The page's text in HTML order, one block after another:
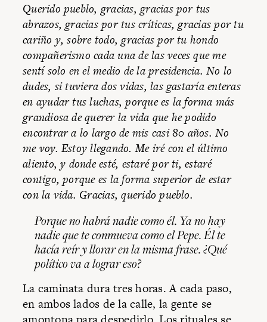
Querido pueblo, gracias, gracias por tus
abrazos, gracias por tus críticas, gracias por tu
cariño y, sobre todo, gracias por tu hondo
compañerismo cada una de las veces que me
sentí solo en el medio de la presidencia. No lo
dudes, si tuviera dos vidas, las gastaría enteras
en ayudar tus luchas, porque es la forma más
grandiosa de querer la vida que he podido
encontrar a lo largo de mis casi 80 años. No
me voy. Estoy llegando. Me iré con el último
aliento, y donde esté, estaré por ti, estaré
contigo, porque es la forma superior de estar
con la vida. Gracias, querido pueblo.
Porque no habrá nadie como él. Ya no hay
nadie que te conmueva como el Pepe. Él te
hacía reír y llorar en la misma frase. ¿Qué
político va a lograr eso?
La caminata dura tres horas. A cada paso,
en ambos lados de la calle, la gente se